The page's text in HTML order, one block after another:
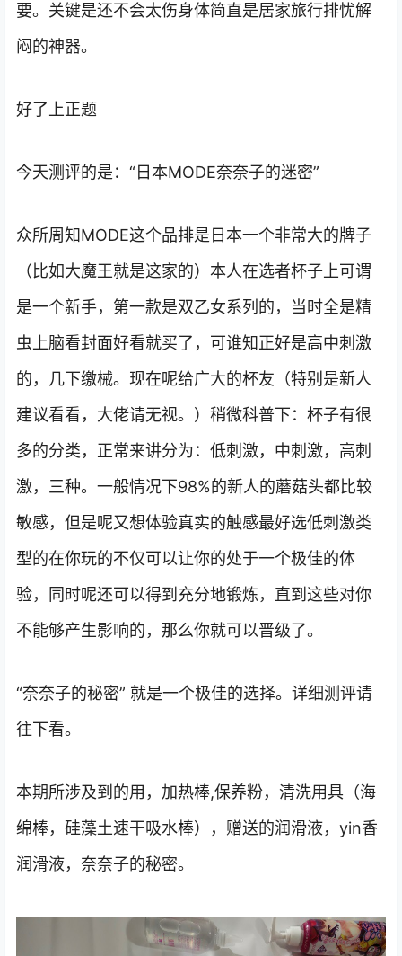
要。关键是还不会太伤身体简直是居家旅行排忧解
闷的神器。
好了上正题
今天测评的是：“日本MODE奈奈子的迷密”
众所周知MODE这个品排是日本一个非常大的牌子
（比如大魔王就是这家的）本人在选者杯子上可谓
是一个新手，第一款是双乙女系列的，当时全是精
虫上脑看封面好看就买了，可谁知正好是高中刺激
的，几下缴械。现在呢给广大的杯友（特别是新人
建议看看，大佬请无视。）稍微科普下：杯子有很
多的分类，正常来讲分为：低刺激，中刺激，高刺
激，三种。一般情况下98%的新人的蘑菇头都比较
敏感，但是呢又想体验真实的触感最好选低刺激类
型的在你玩的不仅可以让你的处于一个极佳的体
验，同时呢还可以得到充分地锻炼，直到这些对你
不能够产生影响的，那么你就可以晋级了。
“奈奈子的秘密” 就是一个极佳的选择。详细测评请
往下看。
本期所涉及到的用，加热棒,保养粉，清洗用具（海
绵棒，硅藻土速干吸水棒），赠送的润滑液，yin香
润滑液，奈奈子的秘密。